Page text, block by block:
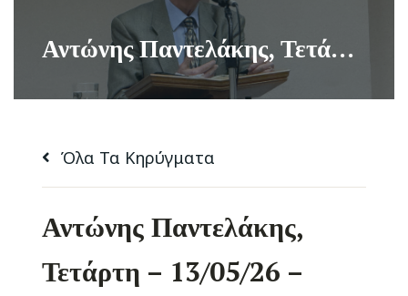
Αντώνης Παντελάκης, Τετάρτη – 13/05/26 – ΕΑΕΠ Βούλας
Όλα Τα Κηρύγματα
Αντώνης Παντελάκης,
Τετάρτη – 13/05/26 –